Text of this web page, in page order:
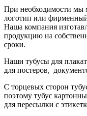
При необходимости мы
логотип или
Наша компания
продукцию на
сроки.
Наши тубусы для
для постеров,
С торцевых сторон
поэтому тубус
для пересылки с